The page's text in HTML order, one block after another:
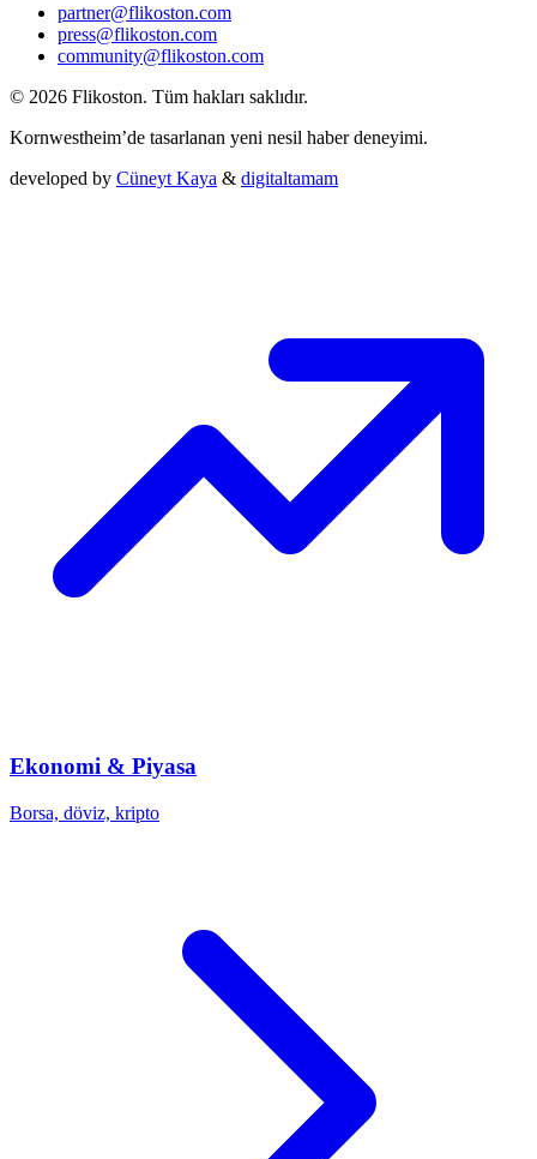
partner@flikoston.com
press@flikoston.com
community@flikoston.com
© 2026 Flikoston. Tüm hakları saklıdır.
Kornwestheim’de tasarlanan yeni nesil haber deneyimi.
developed by Cüneyt Kaya & digitaltamam
Ekonomi & Piyasa
Borsa, döviz, kripto